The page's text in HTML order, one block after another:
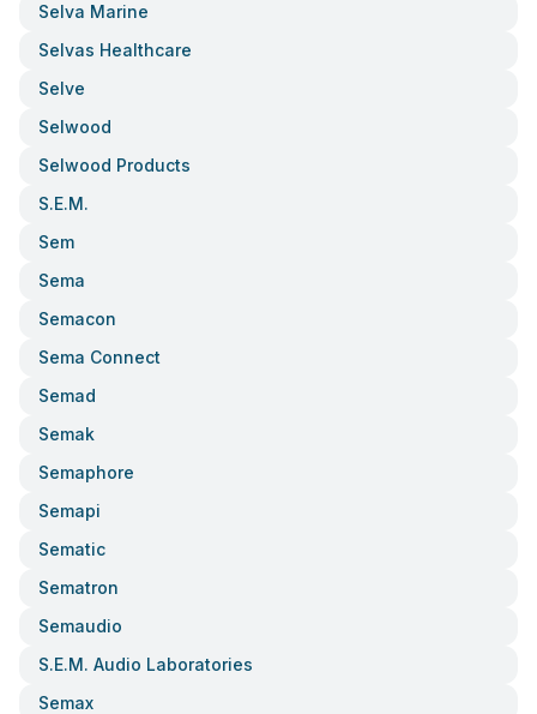
Selva Marine
Selvas Healthcare
Selve
Selwood
Selwood Products
S.e.m.
Sem
Sema
Semacon
Sema Connect
Semad
Semak
Semaphore
Semapi
Sematic
Sematron
Semaudio
S.e.m. Audio Laboratories
Semax